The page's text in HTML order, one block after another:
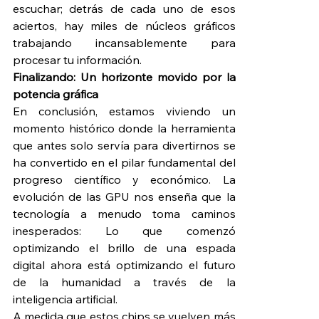
escuchar; detrás de cada uno de esos
aciertos, hay miles de núcleos gráficos
trabajando incansablemente para
procesar tu información.
Finalizando: Un horizonte movido por la
potencia gráfica
En conclusión, estamos viviendo un
momento histórico donde la herramienta
que antes solo servía para divertirnos se
ha convertido en el pilar fundamental del
progreso científico y económico. La
evolución de las GPU nos enseña que la
tecnología a menudo toma caminos
inesperados: Lo que comenzó
optimizando el brillo de una espada
digital ahora está optimizando el futuro
de la humanidad a través de la
inteligencia artificial.